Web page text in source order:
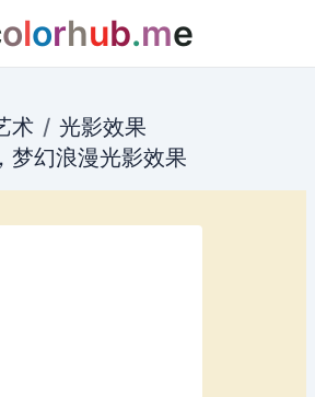
olorhub.me
术
光影效果
， 梦幻浪漫光影效果